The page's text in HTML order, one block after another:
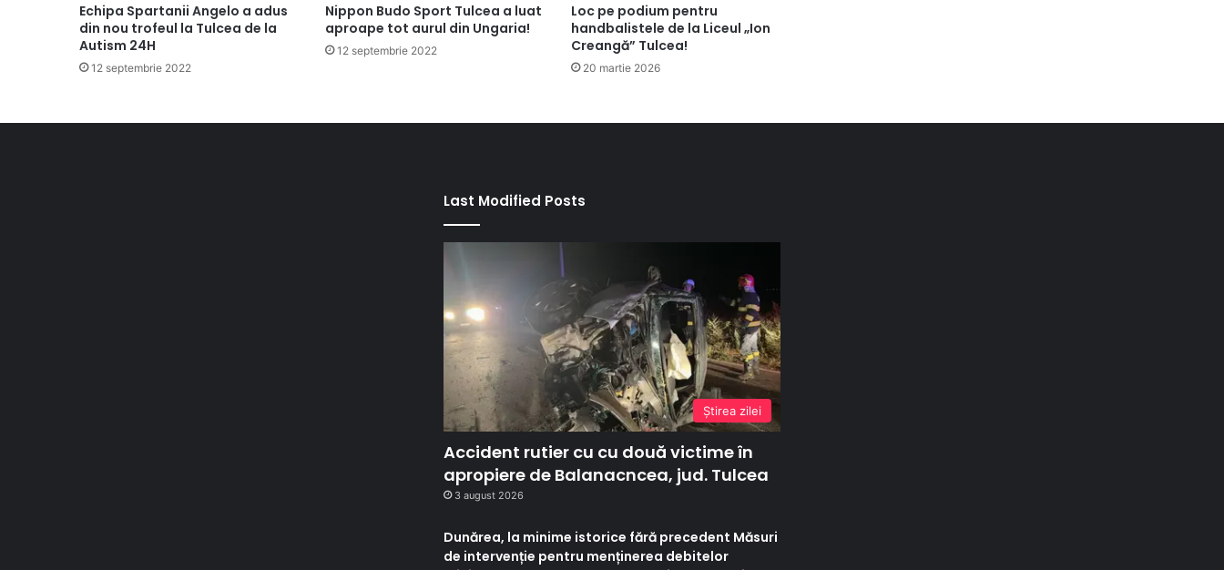
Echipa Spartanii Angelo a adus
din nou trofeul la Tulcea de la
Autism 24H
12 septembrie 2022
Nippon Budo Sport Tulcea a luat
aproape tot aurul din Ungaria!
12 septembrie 2022
Loc pe podium pentru
handbalistele de la Liceul „Ion
Creangă” Tulcea!
20 martie 2026
Last Modified Posts
Ştirea zilei
Accident rutier cu cu două victime în
apropiere de Balanacncea, jud. Tulcea
3 august 2026
Dunărea, la minime istorice fără precedent Măsuri
de intervenție pentru menținerea debitelor